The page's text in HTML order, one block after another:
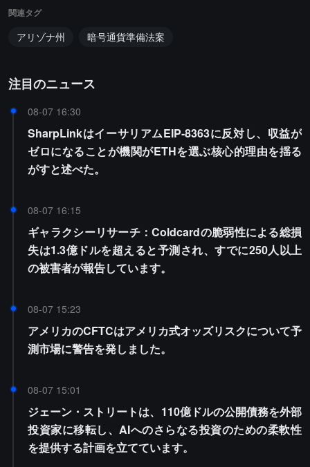
関連タグ
アリゾナ州 暗号通貨準備法案
注目のニュース
08-07 16:30
SharpLinkはイーサリアムEIP-8363に反対し、収益が
ゼロになることが機関がETHを選ぶ核心的理由を揺る
がすと述べた。
08-07 16:15
ギャラクシーリサーチ：Coldcardの脆弱性による総損
失は1.3億ドルを超えると予測され、すでに250人以上
の被害者が報告しています。
08-07 15:23
アメリカのCFTCはアメリカ式オッズリスクについて予
測市場に警告を発しました。
08-07 15:01
ジェーン・ストリートは、110億ドルの公開債務を外部
投資家に移転し、AIへのさらなる投資のための柔軟性
を提供する計画を立てています。